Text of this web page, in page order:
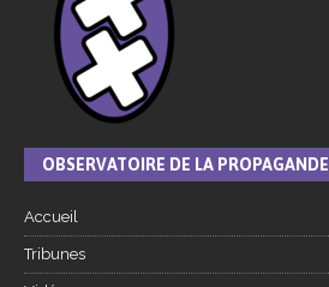
OBSERVATOIRE DE LA PROPAGANDE
Accueil
Tribunes